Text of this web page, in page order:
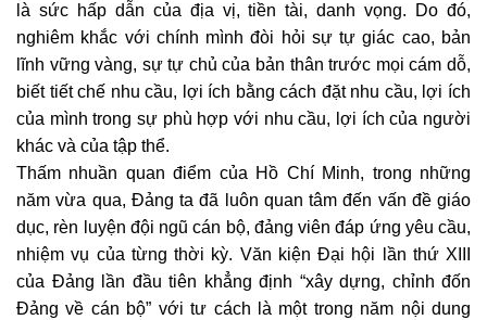
là sức hấp dẫn của địa vị, tiền tài, danh vọng. Do đó,
nghiêm khắc với chính mình đòi hỏi sự tự giác cao, bản
lĩnh vững vàng, sự tự chủ của bản thân trước mọi cám dỗ,
biết tiết chế nhu cầu, lợi ích bằng cách đặt nhu cầu, lợi ích
của mình trong sự phù hợp với nhu cầu, lợi ích của người
khác và của tập thể.
Thấm nhuần quan điểm của Hồ Chí Minh, trong những
năm vừa qua, Đảng ta đã luôn quan tâm đến vấn đề giáo
dục, rèn luyện đội ngũ cán bộ, đảng viên đáp ứng yêu cầu,
nhiệm vụ của từng thời kỳ. Văn kiện Đại hội lần thứ XIII
của Đảng lần đầu tiên khẳng định “xây dựng, chỉnh đốn
Đảng về cán bộ” với tư cách là một trong năm nội dung